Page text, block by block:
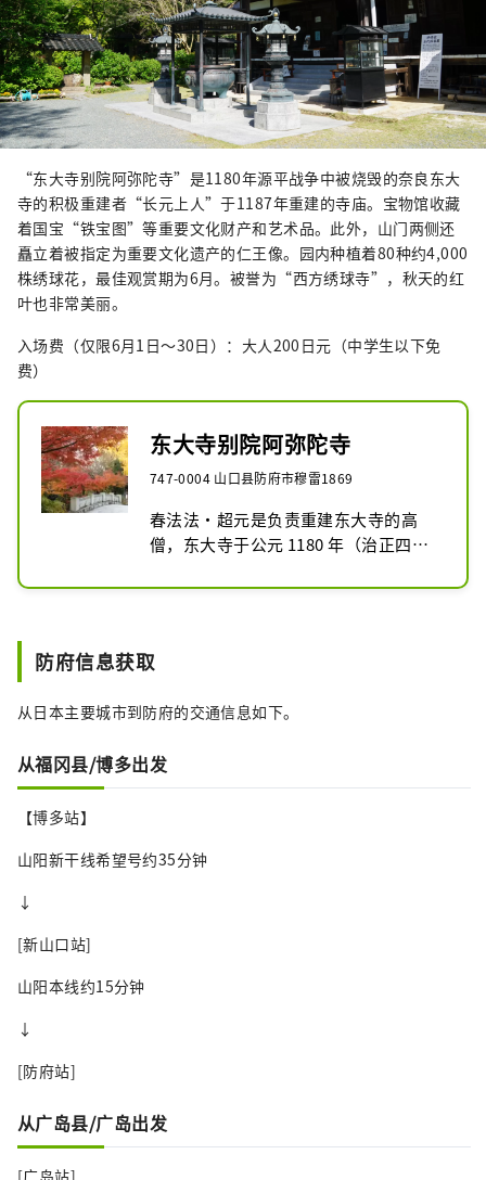
“东大寺别院阿弥陀寺”是1180年源平战争中被烧毁的奈良东大
寺的积极重建者“长元上人”于1187年重建的寺庙。宝物馆收藏
着国宝“铁宝图”等重要文化财产和艺术品。此外，山门两侧还
矗立着被指定为重要文化遗产的仁王像。园内种植着80种约4,000
株绣球花，最佳观赏期为6月。被誉为“西方绣球寺”，秋天的红
叶也非常美丽。
入场费（仅限6月1日～30日）：大人200日元（中学生以下免
费）
东大寺别院阿弥陀寺
747-0004 山口县防府市穆雷1869
春法法·超元是负责重建东大寺的高
僧，东大寺于公元 1180 年（治正四
（文治二年）所国的创始人。结果，他
阿弥陀寺是长元上人于1187年（文治3
的，是作为东大寺重建和宗教活动据点
寺院内种植了80种约4000株绣球花，被
誉为“绣球寺”，秋天的红叶也风景如
防府信息获取
从日本主要城市到防府的交通信息如下。
从福冈县/博多出发
【博多站】
山阳新干线希望号约35分钟
↓
[新山口站]
山阳本线约15分钟
↓
[防府站]
从广岛县/广岛出发